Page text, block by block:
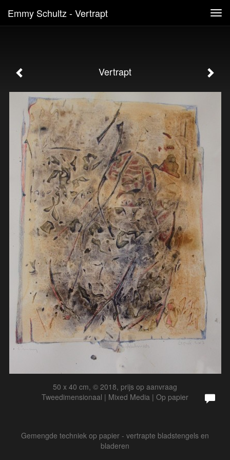
Emmy Schultz - Vertrapt
Vertrapt
50 x 40 cm, © 2018, prijs op aanvraag
Tweedimensionaal | Mixed Media | Op papier
Gemengde techniek op papier - vertrapte bladstengels en
bladeren